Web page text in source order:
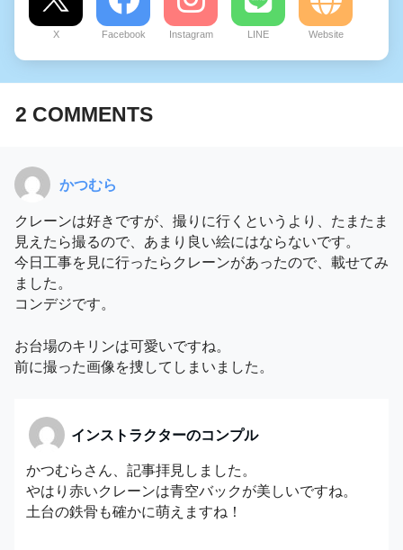
X Facebook Instagram LINE Website
2 COMMENTS
かつむら
クレーンは好きですが、撮りに行くというより、たまたま
見えたら撮るので、あまり良い絵にはならないです。
今日工事を見に行ったらクレーンがあったので、載せてみ
ました。
コンデジです。
お台場のキリンは可愛いですね。
前に撮った画像を捜してしまいました。
インストラクターのコンプル
かつむらさん、記事拝見しました。
やはり赤いクレーンは青空バックが美しいですね。
土台の鉄骨も確かに萌えますね！